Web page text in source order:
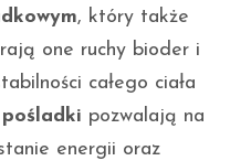
, który także
one ruchy bioder i
całego ciała
pozwalają na
energii oraz